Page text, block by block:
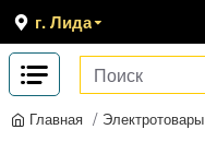
г. Лида
Главная Электротовары